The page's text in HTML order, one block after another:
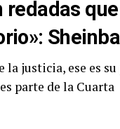
redadas
justicia, ese es su
parte de la Cuarta